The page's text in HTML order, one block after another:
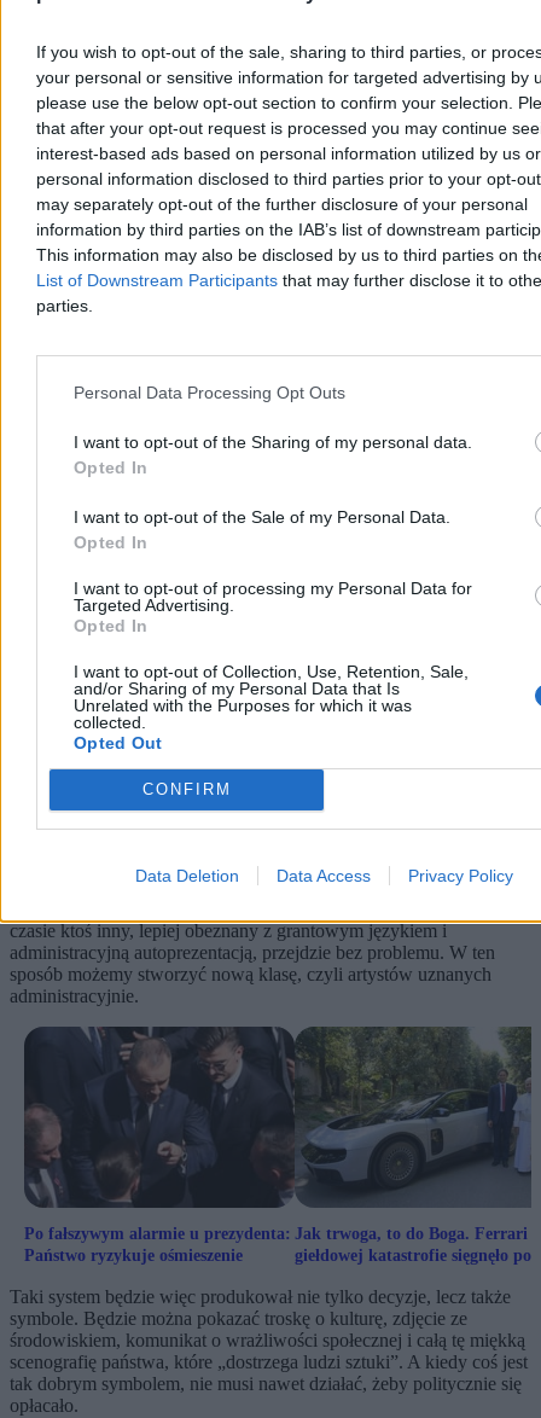
If you wish to opt-out of the sale, sharing to third parties, or
your personal or sensitive information for targeted advertising by
please use the below opt-out section to confirm your selection.
that after your opt-out request is processed you may continue
interest-based ads based on personal information utilized by us or
personal information disclosed to third parties prior to your opt-
may separately opt-out of the further disclosure of your personal
information by third parties on the IAB’s list of downstream
This information may also be disclosed by us to third parties on
List of Downstream Participants that may further disclose it to
parties.
Personal Data Processing Opt Outs
I want to opt-out of the Sharing of my personal data.
Opted In
I want to opt-out of the Sale of my Personal Data.
Opted In
I want to opt-out of processing my Personal Data for
Targeted Advertising.
Opted In
I want to opt-out of Collection, Use, Retention, Sale,
and/or Sharing of my Personal Data that Is
Unrelated with the Purposes for which it was
collected.
Opted Out
CONFIRM
Data Deletion Data Access Privacy Policy
dawno już wyszła z sal koncertowych i poszła do nisz, które w
Tutaj wjeżdża na białym koniu wyrok Naczelnego Sądu
Administracyjnego z 2025 roku, który uznał, że opisane przez
podatnika autorskie pokazy erotyczne online mogą być traktowane
jako usługi kulturalne zwolnione z VAT. Nie oznacza to oczywiście,
że każdy erotyczny stream automatycznie trafia do panteonu sztuki,
ale publicystycznie to jest petarda. Boskoro autorski taniec
erotyczny online może zostać uznany za usługę kulturalną, to co
zrobi komisja od oceniania artystów, kiedy zapuka do niej,
dajmy na to, erotyczna performerka z bardzo starannie
opisanym dorobkiem i kilkudziesięcioma tysiącami
obserwatorów?
na to, że artyści przyjdą z miejsc, o których mu się nawet nie śniło.
memów, ludzie od filmów na TikToku, twórcy AI – to są osoby,
przecież każdy z nich może powiedzieć: „Przecież ja też tworzę,
zarabiam nieregularnie i też chcę status artysty”.
Reklama
naprawdę ubogi, naprawdę tworzący, naprawdę żyjący z
działalności artystycznej może nie przejść przez system, bo jego
czasie ktoś inny, lepiej obeznany z grantowym językiem i
administracyjną autoprezentacją, przejdzie bez problemu. W ten
sposób możemy stworzyć nową klasę, czyli artystów uznanych
administracyjnie.
Po fałszywym alarmie u prezydenta:
Państwo ryzykuje ośmieszenie
Jak trwoga, to do Boga. Ferrari
giełdowej katastrofie sięgnęło po
Taki system będzie więc produkował nie tylko decyzje, lecz także
symbole. Będzie można pokazać troskę o kulturę, zdjęcie ze
środowiskiem, komunikat o wrażliwości społecznej i całą tę miękką
scenografię państwa, które „dostrzega ludzi sztuki”. A kiedy coś jest
tak dobrym symbolem, nie musi nawet działać, żeby politycznie się
opłacało.